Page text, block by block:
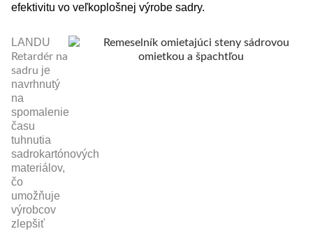
efektivitu vo veľkoplošnej výrobe sadry.
LANDU
Retardér na
sadru je
navrhnutý
na
spomalenie
času
tuhnutia
sadrokartónových
materiálov,
čo
umožňuje
výrobcov
zlepšiť